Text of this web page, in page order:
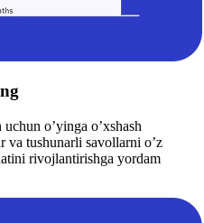
o’yinga o’xshash
tushunarli savollarni o’z
rivojlantirishga yordam